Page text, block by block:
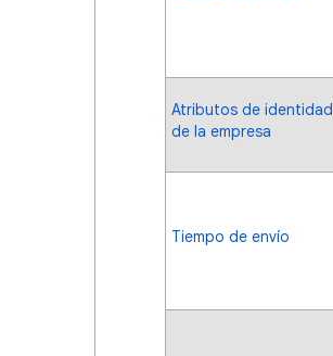
Atributos de identidad
de la empresa
Tiempo de envío